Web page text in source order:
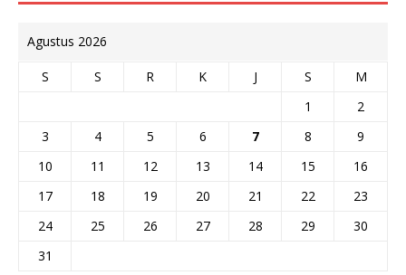
Agustus 2026
S S R K J S
M
1
2
3
4 5 6 7 8
9
10
11 12 13 14 15
16
17
18 19 20 21 22
23
24
25 26 27 28 29
30
31